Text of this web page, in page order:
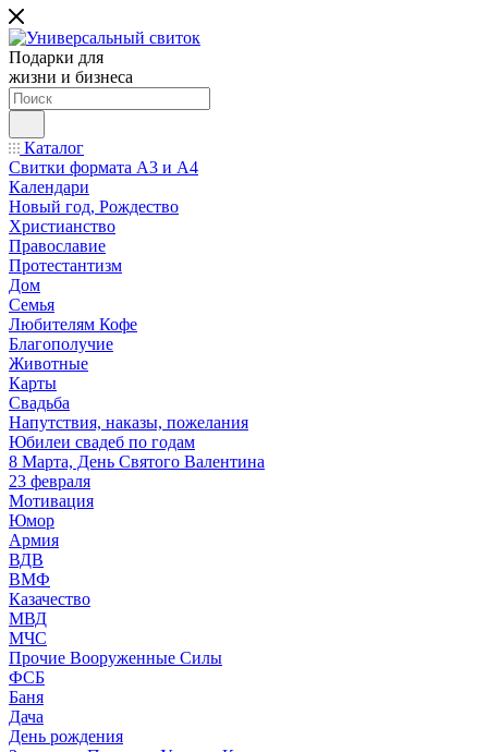
Подарки для
жизни и бизнеса
Каталог
Свитки формата А3 и А4
Календари
Новый год, Рождество
Христианство
Православие
Протестантизм
Дом
Семья
Любителям Кофе
Благополучие
Животные
Карты
Свадьба
Напутствия, наказы, пожелания
Юбилеи свадеб по годам
8 Марта, День Святого Валентина
23 февраля
Мотивация
Юмор
Армия
ВДВ
ВМФ
Казачество
МВД
МЧС
Прочие Вооруженные Силы
ФСБ
Баня
Дача
День рождения